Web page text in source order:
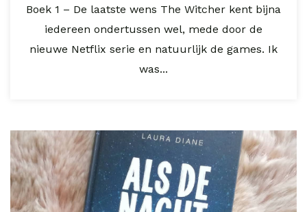
Boek 1 – De laatste wens The Witcher kent bijna
iedereen ondertussen wel, mede door de
nieuwe Netflix serie en natuurlijk de games. Ik
was...